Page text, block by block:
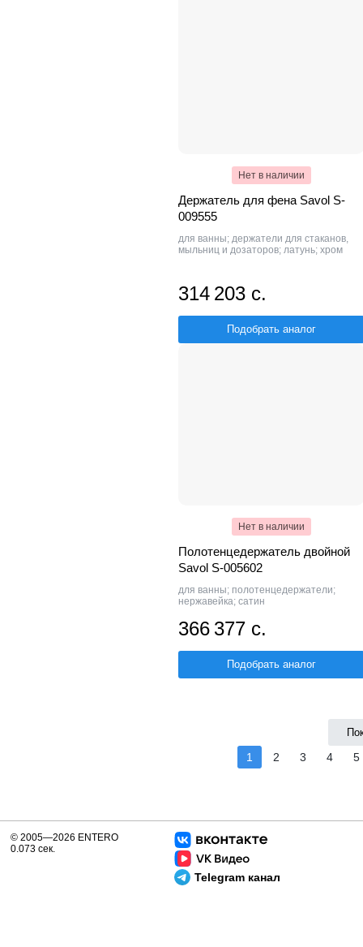
Нет в наличии
Держатель для фена Savol S-
009555
для ванны; держатели для стаканов,
мыльниц и дозаторов; латунь; хром
314 203 с.
Подобрать аналог
Нет в наличии
Полотенцедержатель двойной
Savol S-005602
для ванны; полотенцедержатели;
нержавейка; сатин
366 377 с.
Подобрать аналог
1 2 3 4 5
Telegram канал
© 2005—2026 ENTERO
0.073 сек.